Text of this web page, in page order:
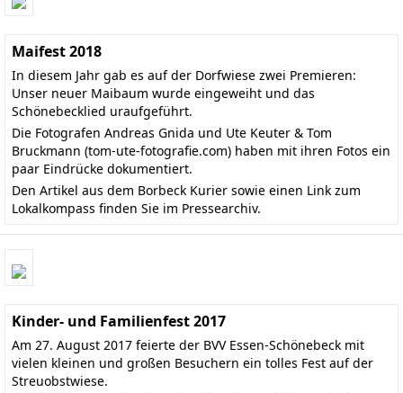
Maifest 2018
In diesem Jahr gab es auf der Dorfwiese zwei Premieren:
Unser neuer Maibaum wurde eingeweiht und das
Schönebecklied uraufgeführt.
Die Fotografen Andreas Gnida und Ute Keuter & Tom
Bruckmann (tom-ute-fotografie.com) haben mit ihren Fotos ein
paar Eindrücke dokumentiert.
Den Artikel aus dem Borbeck Kurier sowie einen Link zum
Lokalkompass finden Sie im Pressearchiv.
Kinder- und Familienfest 2017
Am 27. August 2017 feierte der BVV Essen-Schönebeck mit
vielen kleinen und großen Besuchern ein tolles Fest auf der
Streuobstwiese.